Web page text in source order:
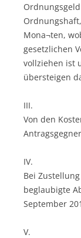
Mona¬ten,
gesetzlichen
vollziehen ist
übersteigen
III.
Von den
IV.
Bei
beglaubigte
September
V.